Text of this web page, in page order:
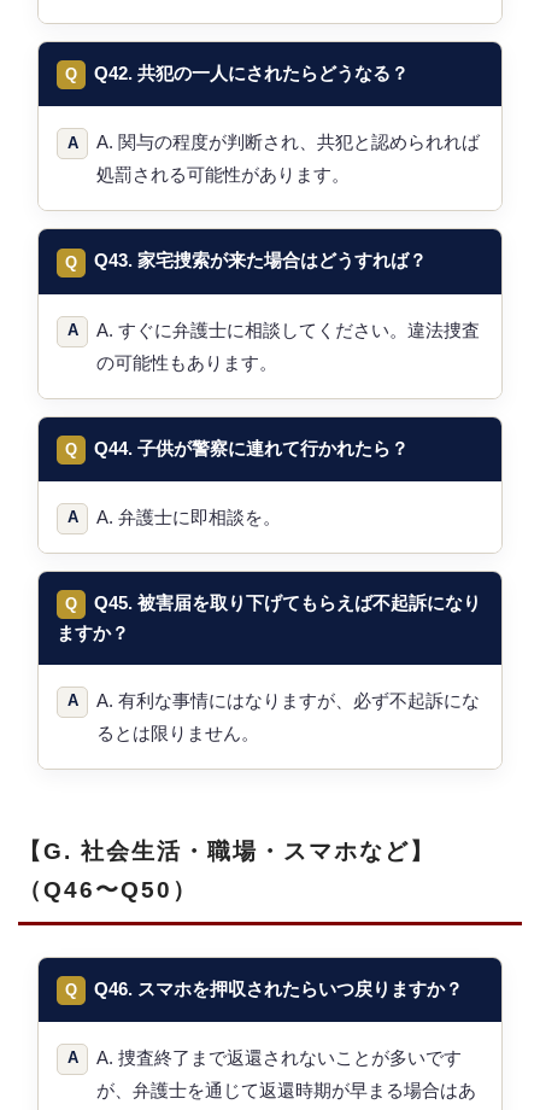
Q42. 共犯の一人にされたらどうなる？
A. 関与の程度が判断され、共犯と認められれば
処罰される可能性があります。
Q43. 家宅捜索が来た場合はどうすれば？
A. すぐに弁護士に相談してください。違法捜査
の可能性もあります。
Q44. 子供が警察に連れて行かれたら？
A. 弁護士に即相談を。
Q45. 被害届を取り下げてもらえば不起訴になり
ますか？
A. 有利な事情にはなりますが、必ず不起訴にな
るとは限りません。
【G. 社会生活・職場・スマホなど】
（Q46〜Q50）
Q46. スマホを押収されたらいつ戻りますか？
A. 捜査終了まで返還されないことが多いです
が、弁護士を通じて返還時期が早まる場合はあ